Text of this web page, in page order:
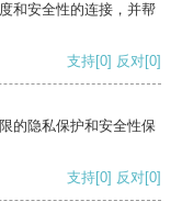
和安全性的连接，并帮
支持[0] 反对[0]
的隐私保护和安全性保
支持[0] 反对[0]